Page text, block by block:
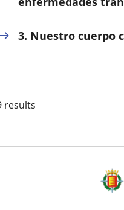
3. Nuestro cuerpo
results